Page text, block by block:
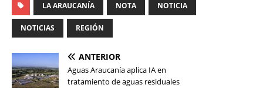
LA ARAUCANÍA NOTA NOTICIA
NOTICIAS REGIÓN
ANTERIOR
Aguas Araucanía aplica IA en
tratamiento de aguas residuales